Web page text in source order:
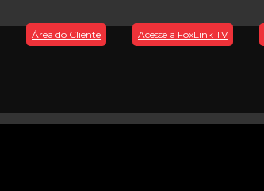
Área do Cliente Acesse a FoxLink TV